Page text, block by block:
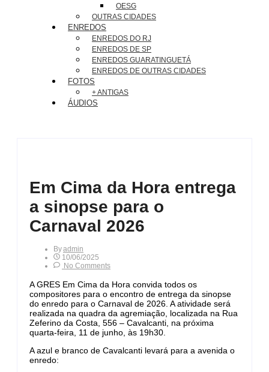
OESG
OUTRAS CIDADES
ENREDOS
ENREDOS DO RJ
ENREDOS DE SP
ENREDOS GUARATINGUETÁ
ENREDOS DE OUTRAS CIDADES
FOTOS
+ ANTIGAS
ÁUDIOS
Em Cima da Hora entrega
a sinopse para o
Carnaval 2026
ByAdmin
10/06/2025
No Comments
A GRES Em Cima da Hora convida todos os
compositores para o encontro de entrega da sinopse
do enredo para o Carnaval de 2026. A atividade será
realizada na quadra da agremiação, localizada na Rua
Zeferino da Costa, 556 – Cavalcanti, na próxima
quarta-feira, 11 de junho, às 19h30.
A azul e branco de Cavalcanti levará para a avenida o
enredo: